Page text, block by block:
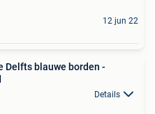
12 jun 22
Delfts blauwe borden -
Details